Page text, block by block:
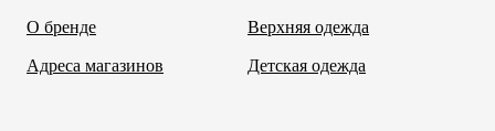
О бренде
Адреса магазинов
Верхняя одежда
Детская одежда